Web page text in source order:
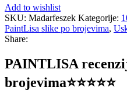
Add to wishlist
SKU: Madarfeszek Kategorije:
PaintLisa slike po brojevima,
Share:
PAINTLISA
brojevima⭐️⭐️⭐️⭐️⭐️